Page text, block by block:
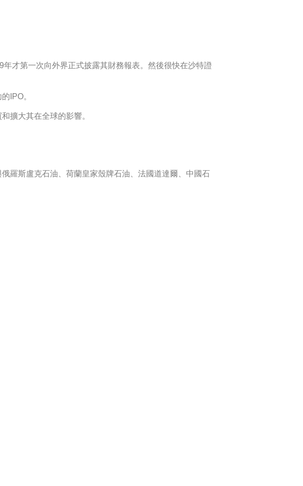
才第一次向外界正式披露其財務報表。然後很快在沙特證
IPO。
擴大其在全球的影響。
羅斯盧克石油、荷蘭皇家殼牌石油、法國道達爾、中國石